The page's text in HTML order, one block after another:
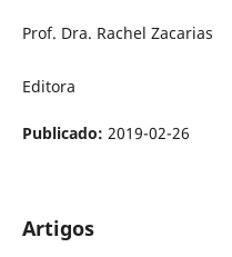
Prof. Dra. Rachel Zacarias
Editora
Publicado: 2019-02-26
Artigos